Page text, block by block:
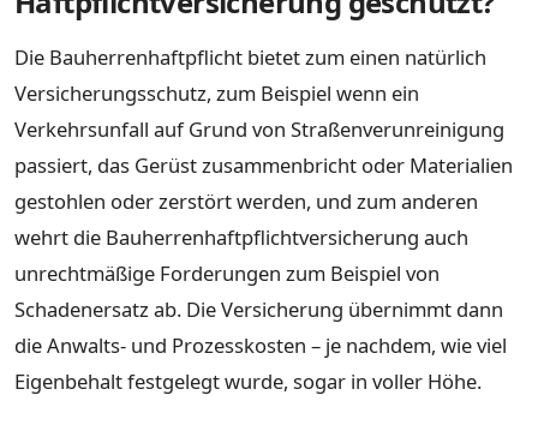
Die Bauherrenhaftpflicht bietet zum einen natürlich
Versicherungsschutz, zum Beispiel wenn ein
Verkehrsunfall auf Grund von Straßenverunreinigung
passiert, das Gerüst zusammenbricht oder Materialien
gestohlen oder zerstört werden, und zum anderen
wehrt die Bauherrenhaftpflichtversicherung auch
unrechtmäßige Forderungen zum Beispiel von
Schadenersatz ab. Die Versicherung übernimmt dann
die Anwalts- und Prozesskosten – je nachdem, wie viel
Eigenbehalt festgelegt wurde, sogar in voller Höhe.